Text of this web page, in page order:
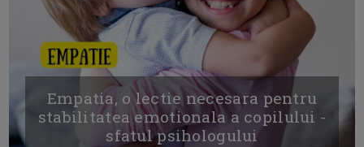
Empatia, o lectie necesara pentru
stabilitatea emotionala a copilului -
sfatul psihologului